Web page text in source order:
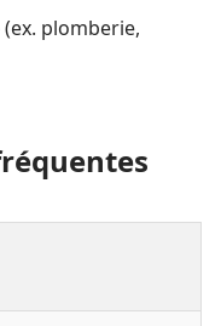
plomberie,